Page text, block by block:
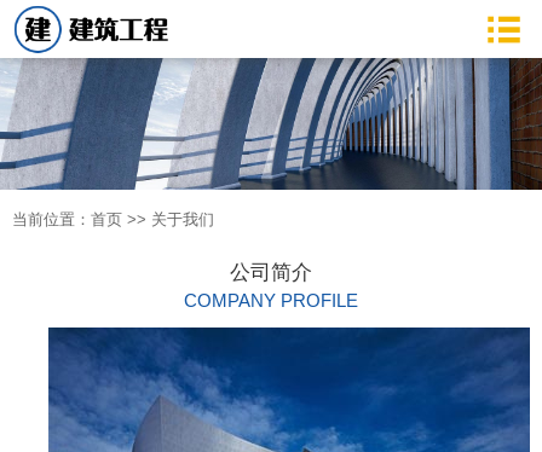
当前位置： 首页 >> 关于我们
公司简介
COMPANY PROFILE